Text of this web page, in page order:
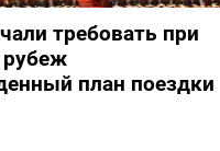
требовать при
рубеж
план поездки